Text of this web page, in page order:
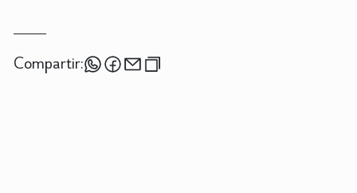
Compartir: